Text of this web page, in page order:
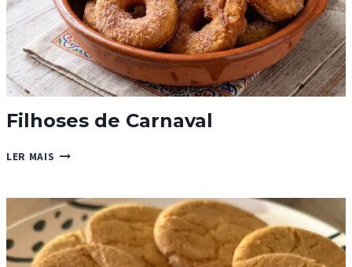
Filhoses de Carnaval
LER MAIS FILHOSES